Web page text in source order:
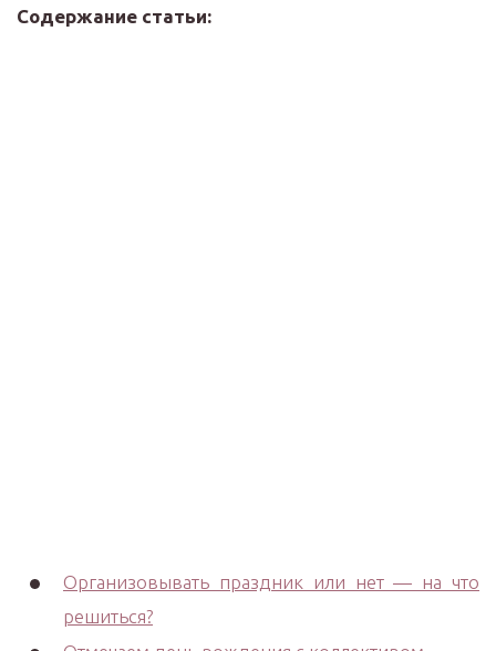
Содержание статьи:
Организовывать праздник или нет — на что
решиться?